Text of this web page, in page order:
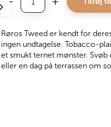
Røros Tweed er kendt for
ingen undtagelse. Tobacco-
et smukt ternet mønster. Svøb
eller en dag på terrassen om
Uldplaid
antal